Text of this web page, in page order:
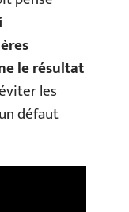
le résultat
les
défaut